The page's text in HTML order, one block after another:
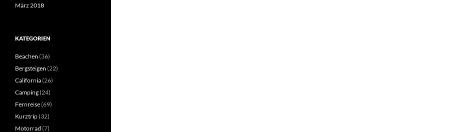
März 2018
KATEGORIEN
Beachen (36)
Bergsteigen (22)
California(26)
Camping(24)
Fernreise(69)
Kurztrip(32)
Motorrad (7)